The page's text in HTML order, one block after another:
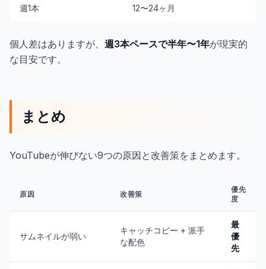
週1本 12〜24ヶ月
個人差はありますが、 週3本ペースで半年〜1年が現実的
な目安です。
まとめ
YouTubeが伸びない9つの原因と改善策をまとめます。
原因 改善策
優先
度
サムネイルが弱い
キャッチコピー + 派手
な配色
最
優
先